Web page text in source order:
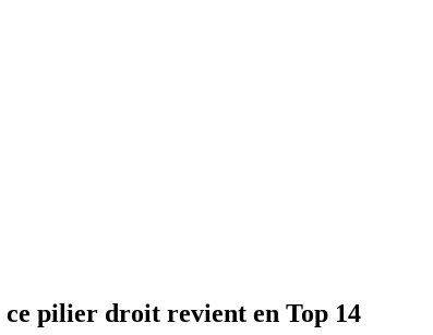
ce pilier droit revient en Top 14